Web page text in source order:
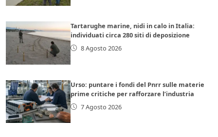
Tartarughe marine, nidi in calo in Italia:
individuati circa 280 siti di deposizione
8 Agosto 2026
Urso: puntare i fondi del Pnrr sulle materie
prime critiche per rafforzare l’industria
7 Agosto 2026